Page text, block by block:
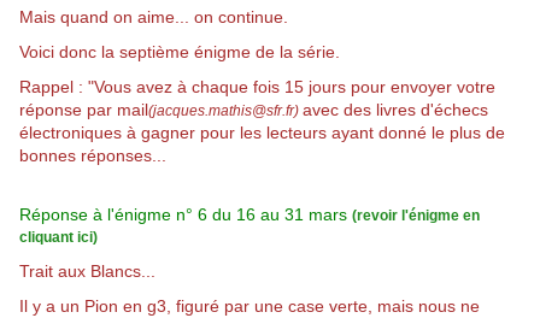
Mais quand on aime... on continue.
Voici donc la septième énigme de la série.
Rappel : "Vous avez à chaque fois 15 jours pour envoyer votre
réponse par mail(jacques.mathis@sfr.fr) avec des livres d'échecs
électroniques à gagner pour les lecteurs ayant donné le plus de
bonnes réponses...
Réponse à l'énigme n° 6 du 16 au 31 mars (revoir l'énigme en
cliquant ici)
Trait aux Blancs...
Il y a un Pion en g3, figuré par une case verte, mais nous ne